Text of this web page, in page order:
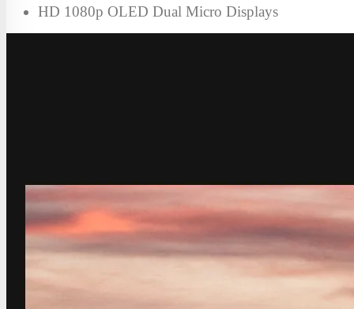
HD 1080p OLED Dual Micro Displays